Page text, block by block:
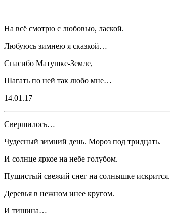
На всё смотрю с любовью, лаской.
Любуюсь зимнею я сказкой…
Спасибо Матушке-Земле,
Шагать по ней так любо мне…
14.01.17
Свершилось…
Чудесный зимний день. Мороз под тридцать.
И солнце яркое на небе голубом.
Пушистый свежий снег на солнышке искрится.
Деревья в нежном инее кругом.
И тишина…